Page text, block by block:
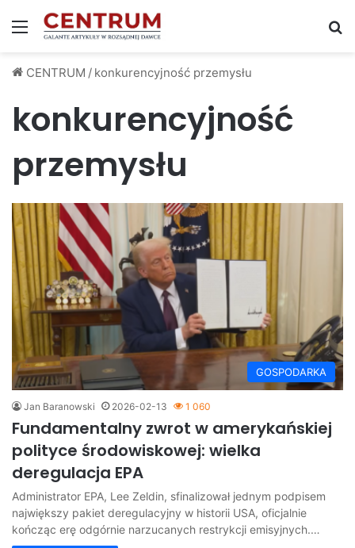
Menu
CENTRUM / konkurencyjność przemysłu
konkurencyjność
przemysłu
GOSPODARKA
Jan Baranowski 2026-02-13 1 060
Fundamentalny zwrot w amerykańskiej
polityce środowiskowej: wielka
deregulacja EPA
Administrator EPA, Lee Zeldin, sfinalizował jednym podpisem
największy pakiet deregulacyjny w historii USA, oficjalnie
kończąc erę odgórnie narzucanych restrykcji emisyjnych.…